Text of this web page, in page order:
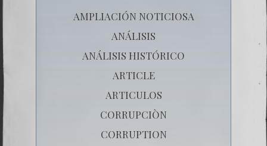
AMPLIACIÓN NOTICIOSA
ANÁLISIS
ANÁLISIS HISTÓRICO
ARTICLE
ARTICULOS
CORRUPCIÒN
CORRUPTION